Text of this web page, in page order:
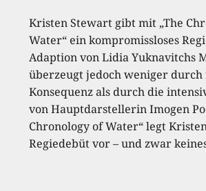
Kristen Stewart gibt mit „The
Water“ ein kompromissloses
Adaption von Lidia Yuknavitchs
überzeugt jedoch weniger
Konsequenz als durch die
von Hauptdarstellerin Imogen
Chronology of Water“ legt
Regiedebüt vor – und zwar